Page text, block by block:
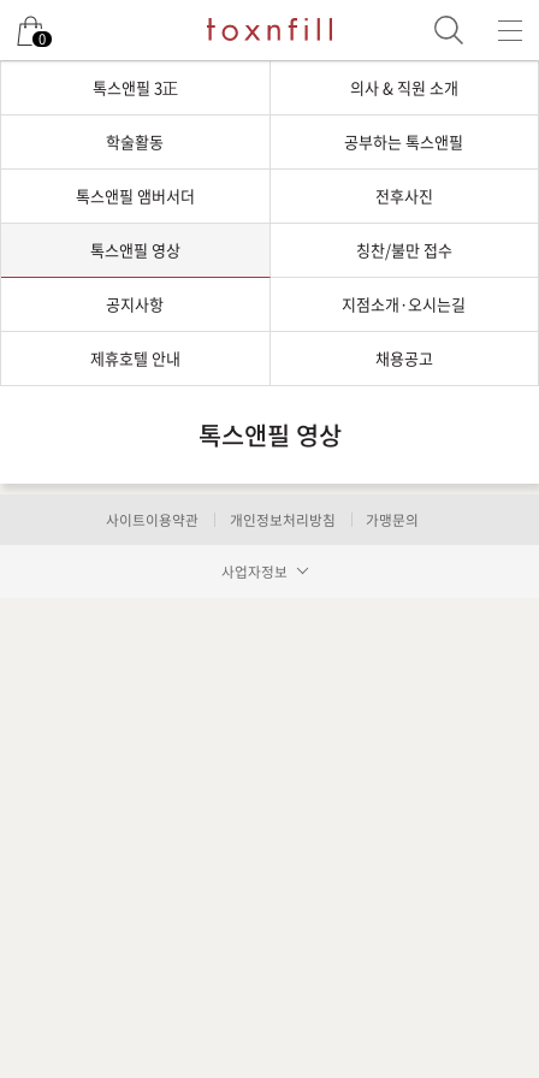
0
톡스앤필 3正 의사 & 직원 소개
학술활동 공부하는 톡스앤필
톡스앤필 앰버서더 전후사진
톡스앤필 영상 칭찬/불만 접수
공지사항 지점소개·오시는길
제휴호텔 안내 채용공고
톡스앤필 영상
사이트이용약관 개인정보처리방침 가맹문의
사업자정보